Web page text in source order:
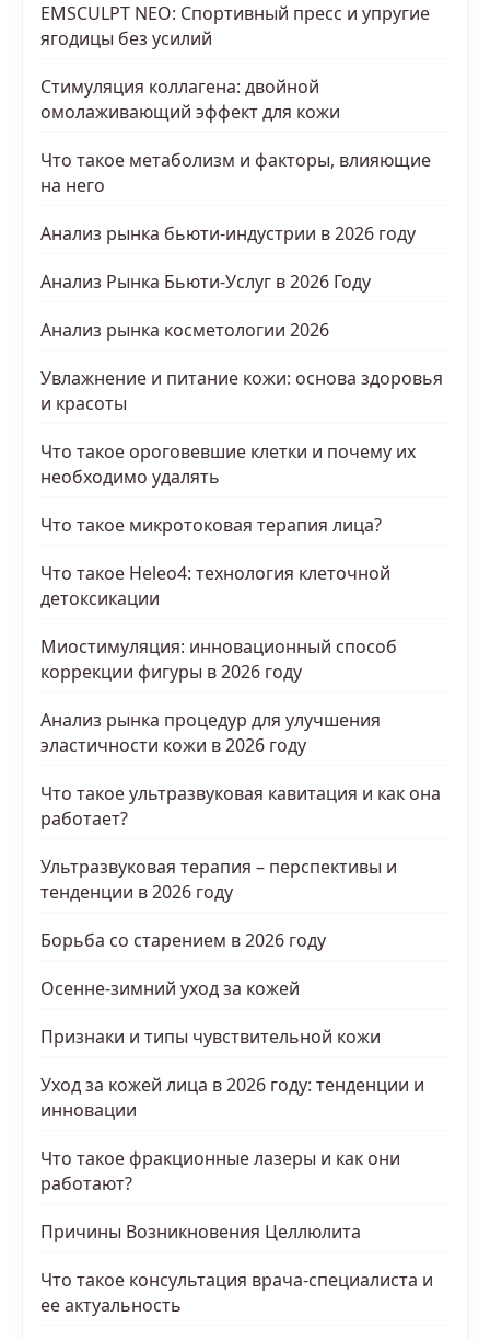
EMSCULPT NEO: Спортивный пресс и упругие
ягодицы без усилий
Стимуляция коллагена: двойной
омолаживающий эффект для кожи
Что такое метаболизм и факторы, влияющие
на него
Анализ рынка бьюти-индустрии в 2026 году
Анализ Рынка Бьюти-Услуг в 2026 Году
Анализ рынка косметологии 2026
Увлажнение и питание кожи: основа здоровья
и красоты
Что такое ороговевшие клетки и почему их
необходимо удалять
Что такое микротоковая терапия лица?
Что такое Heleo4: технология клеточной
детоксикации
Миостимуляция: инновационный способ
коррекции фигуры в 2026 году
Анализ рынка процедур для улучшения
эластичности кожи в 2026 году
Что такое ультразвуковая кавитация и как она
работает?
Ультразвуковая терапия – перспективы и
тенденции в 2026 году
Борьба со старением в 2026 году
Осенне-зимний уход за кожей
Признаки и типы чувствительной кожи
Уход за кожей лица в 2026 году: тенденции и
инновации
Что такое фракционные лазеры и как они
работают?
Причины Возникновения Целлюлита
Что такое консультация врача-специалиста и
ее актуальность